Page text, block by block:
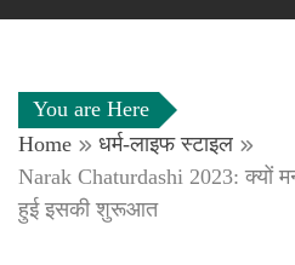
You are Here
Home
धर्म-लाइफ स्टाइल
Narak Chaturdashi 2023: क्यों
हुई इसकी शुरूआत